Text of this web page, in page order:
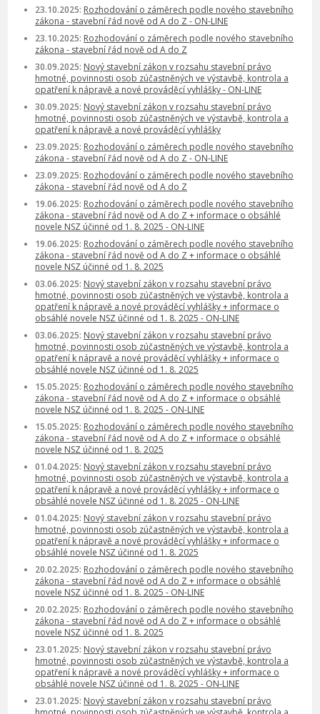
23.10.2025: Rozhodování o záměrech podle nového stavebního
zákona - stavební řád nově od A do Z - ON-LINE
23.10.2025: Rozhodování o záměrech podle nového stavebního
zákona - stavební řád nově od A do Z
30.09.2025: Nový stavební zákon v rozsahu stavební právo
hmotné, povinnosti osob zúčastněných ve výstavbě, kontrola a
opatření k nápravě a nové prováděcí vyhlášky - ON-LINE
30.09.2025: Nový stavební zákon v rozsahu stavební právo
hmotné, povinnosti osob zúčastněných ve výstavbě, kontrola a
opatření k nápravě a nové prováděcí vyhlášky
23.09.2025: Rozhodování o záměrech podle nového stavebního
zákona - stavební řád nově od A do Z - ON-LINE
23.09.2025: Rozhodování o záměrech podle nového stavebního
zákona - stavební řád nově od A do Z
19.06.2025: Rozhodování o záměrech podle nového stavebního
zákona - stavební řád nově od A do Z + informace o obsáhlé
novele NSZ účinné od 1. 8. 2025 - ON-LINE
19.06.2025: Rozhodování o záměrech podle nového stavebního
zákona - stavební řád nově od A do Z + informace o obsáhlé
novele NSZ účinné od 1. 8. 2025
03.06.2025: Nový stavební zákon v rozsahu stavební právo
hmotné, povinnosti osob zúčastněných ve výstavbě, kontrola a
opatření k nápravě a nové prováděcí vyhlášky + informace o
obsáhlé novele NSZ účinné od 1. 8. 2025 - ON-LINE
03.06.2025: Nový stavební zákon v rozsahu stavební právo
hmotné, povinnosti osob zúčastněných ve výstavbě, kontrola a
opatření k nápravě a nové prováděcí vyhlášky + informace o
obsáhlé novele NSZ účinné od 1. 8. 2025
15.05.2025: Rozhodování o záměrech podle nového stavebního
zákona - stavební řád nově od A do Z + informace o obsáhlé
novele NSZ účinné od 1. 8. 2025 - ON-LINE
15.05.2025: Rozhodování o záměrech podle nového stavebního
zákona - stavební řád nově od A do Z + informace o obsáhlé
novele NSZ účinné od 1. 8. 2025
01.04.2025: Nový stavební zákon v rozsahu stavební právo
hmotné, povinnosti osob zúčastněných ve výstavbě, kontrola a
opatření k nápravě a nové prováděcí vyhlášky + informace o
obsáhlé novele NSZ účinné od 1. 8. 2025 - ON-LINE
01.04.2025: Nový stavební zákon v rozsahu stavební právo
hmotné, povinnosti osob zúčastněných ve výstavbě, kontrola a
opatření k nápravě a nové prováděcí vyhlášky + informace o
obsáhlé novele NSZ účinné od 1. 8. 2025
20.02.2025: Rozhodování o záměrech podle nového stavebního
zákona - stavební řád nově od A do Z + informace o obsáhlé
novele NSZ účinné od 1. 8. 2025 - ON-LINE
20.02.2025: Rozhodování o záměrech podle nového stavebního
zákona - stavební řád nově od A do Z + informace o obsáhlé
novele NSZ účinné od 1. 8. 2025
23.01.2025: Nový stavební zákon v rozsahu stavební právo
hmotné, povinnosti osob zúčastněných ve výstavbě, kontrola a
opatření k nápravě a nové prováděcí vyhlášky + informace o
obsáhlé novele NSZ účinné od 1. 8. 2025 - ON-LINE
23.01.2025: Nový stavební zákon v rozsahu stavební právo